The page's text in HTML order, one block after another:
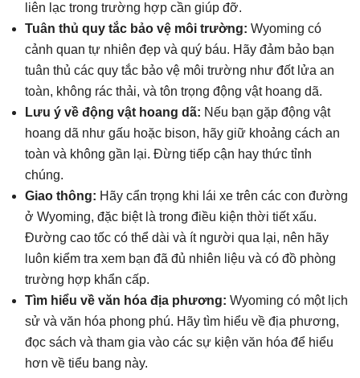
liên lạc trong trường hợp cần giúp đỡ.
Tuân thủ quy tắc bảo vệ môi trường: Wyoming có
cảnh quan tự nhiên đẹp và quý báu. Hãy đảm bảo bạn
tuân thủ các quy tắc bảo vệ môi trường như đốt lửa an
toàn, không rác thải, và tôn trọng động vật hoang dã.
Lưu ý về động vật hoang dã: Nếu bạn gặp động vật
hoang dã như gấu hoặc bison, hãy giữ khoảng cách an
toàn và không gần lại. Đừng tiếp cận hay thức tỉnh
chúng.
Giao thông: Hãy cẩn trọng khi lái xe trên các con đường
ở Wyoming, đặc biệt là trong điều kiện thời tiết xấu.
Đường cao tốc có thể dài và ít người qua lại, nên hãy
luôn kiểm tra xem bạn đã đủ nhiên liệu và có đồ phòng
trường hợp khẩn cấp.
Tìm hiểu về văn hóa địa phương: Wyoming có một lịch
sử và văn hóa phong phú. Hãy tìm hiểu về địa phương,
đọc sách và tham gia vào các sự kiện văn hóa để hiểu
hơn về tiểu bang này.